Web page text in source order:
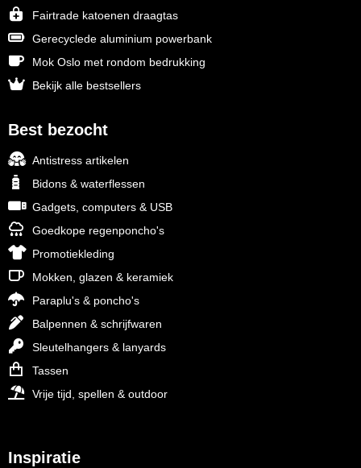
Fairtrade katoenen draagtas
Gerecyclede aluminium powerbank
Mok Oslo met rondom bedrukking
Bekijk alle bestsellers
Best bezocht
Antistress artikelen
Bidons & waterflessen
Gadgets, computers & USB
Goedkope regenponcho's
Promotiekleding
Mokken, glazen & keramiek
Paraplu's & poncho's
Balpennen & schrijfwaren
Sleutelhangers & lanyards
Tassen
Vrije tijd, spellen & outdoor
Inspiratie